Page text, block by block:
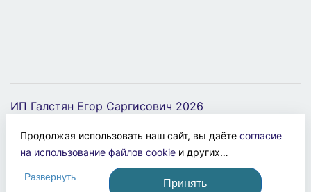
1420
222 ₽
В Корзину
ИП Галстян Егор Саргисович 2026
ОГРНИП: 321774600108586
Политика конфиденциальности
Продолжая использовать наш сайт, вы даёте согласие
на использование файлов cookieи других
пользовательских данных (включая IP-адрес, сведения
о местоположении, устройстве, действиях на сайте и т.
Развернуть
Принять